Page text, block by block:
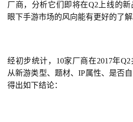
厂商，分析它们即将在Q2上线的
眼下手游市场的风向能有更好的了解
经初步统计，10家厂商在2017年Q2
从新游类型、题材、IP属性、是否
得出如下结论：